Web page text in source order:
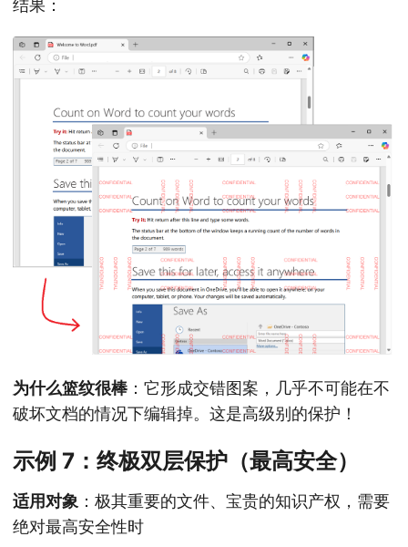
结果：
为什么篮纹很棒：它形成交错图案，几乎不可能在不
破坏文档的情况下编辑掉。这是高级别的保护！
示例 7：终极双层保护（最高安全）
适用对象 ：极其重要的文件、宝贵的知识产权，需要
绝对最高安全性时